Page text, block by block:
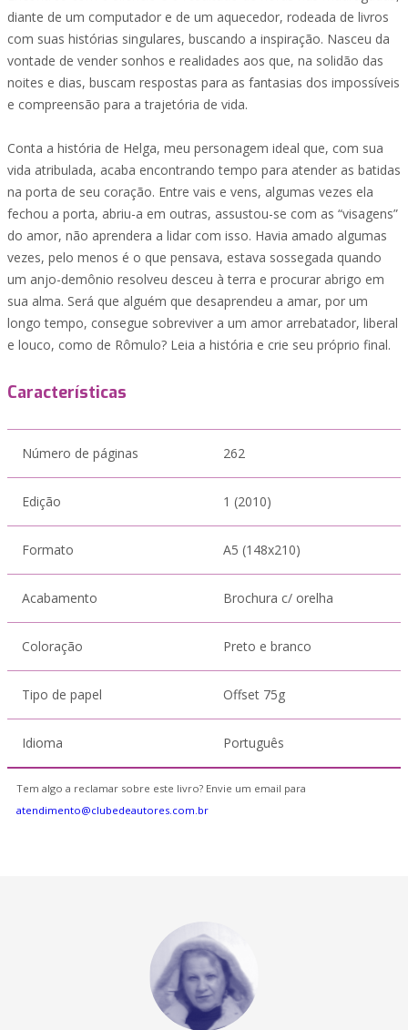
diante de um computador e de um aquecedor, rodeada de livros
com suas histórias singulares, buscando a inspiração. Nasceu da
vontade de vender sonhos e realidades aos que, na solidão das
noites e dias, buscam respostas para as fantasias dos impossíveis
e compreensão para a trajetória de vida.
Conta a história de Helga, meu personagem ideal que, com sua
vida atribulada, acaba encontrando tempo para atender as batidas
na porta de seu coração. Entre vais e vens, algumas vezes ela
fechou a porta, abriu-a em outras, assustou-se com as “visagens”
do amor, não aprendera a lidar com isso. Havia amado algumas
vezes, pelo menos é o que pensava, estava sossegada quando
um anjo-demônio resolveu desceu à terra e procurar abrigo em
sua alma. Será que alguém que desaprendeu a amar, por um
longo tempo, consegue sobreviver a um amor arrebatador, liberal
e louco, como de Rômulo? Leia a história e crie seu próprio final.
Características
Número de páginas 262
Edição 1 (2010)
Formato A5 (148x210)
Acabamento Brochura c/ orelha
Coloração Preto e branco
Tipo de papel Offset 75g
Idioma Português
Tem algo a reclamar sobre este livro? Envie um email para
atendimento@clubedeautores.com.br